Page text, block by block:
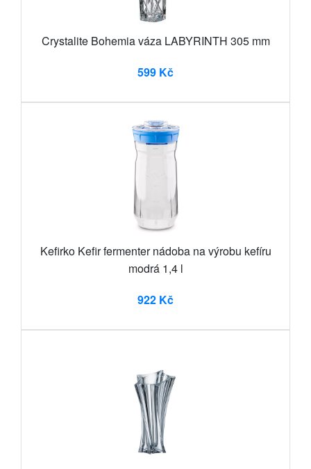
Crystalite Bohemia váza LABYRINTH 305 mm
599 Kč
Kefirko Kefir fermenter nádoba na výrobu kefíru
modrá 1,4 l
922 Kč